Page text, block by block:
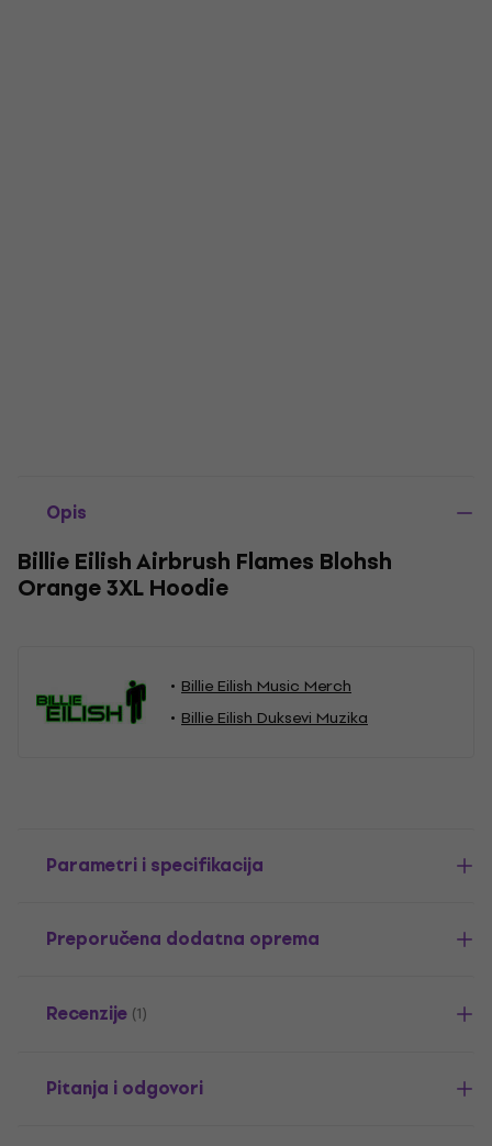
Opis
Billie Eilish Airbrush Flames Blohsh
Orange 3XL Hoodie
Billie Eilish Music Merch
Billie Eilish Duksevi Muzika
Parametri i specifikacija
Preporučena dodatna oprema
Recenzije (1)
Pitanja i odgovori